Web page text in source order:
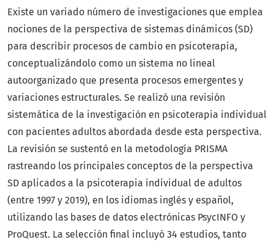
Existe un variado número de investigaciones que emplea
nociones de la perspectiva de sistemas dinámicos (SD)
para describir procesos de cambio en psicoterapia,
conceptualizándolo como un sistema no lineal
autoorganizado que presenta procesos emergentes y
variaciones estructurales. Se realizó una revisión
sistemática de la investigación en psicoterapia individual
con pacientes adultos abordada desde esta perspectiva.
La revisión se sustentó en la metodología PRISMA
rastreando los principales conceptos de la perspectiva
SD aplicados a la psicoterapia individual de adultos
(entre 1997 y 2019), en los idiomas inglés y español,
utilizando las bases de datos electrónicas PsycINFO y
ProQuest. La selección final incluyó 34 estudios, tanto